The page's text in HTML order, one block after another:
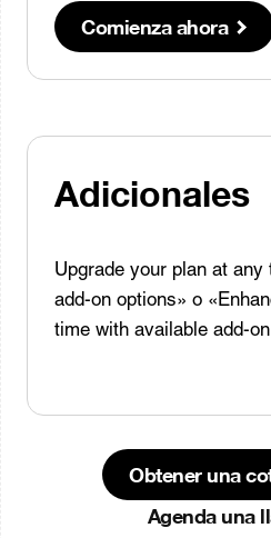
Comienza ahora
Adicionales
Upgrade your plan at
add-on options» o
time with available add-
Obtener una
Agenda una